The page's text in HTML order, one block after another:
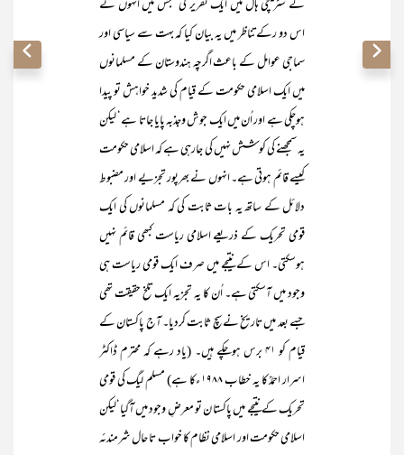
کے سٹریچی ہال میں ایک تقریر کی‘ جس میں انہوں نے
اس دو رکے تناظر میں یہ بیان کیا کہ بہت سے سیاسی اور
سماجی عوامل کے باعث اگرچہ ہندوستان کے مسلمانوں
میں ایک اسلامی حکومت کے قیام کی شدید خواہش تو پیدا
ہوچکی ہے اور اُن میں ایک جوش وجذبہ پایا جاتا ہے‘ لیکن
یہ سمجھنے کی کوشش نہیں کی جارہی ہے کہ اسلامی حکومت
کیسے قائم ہوتی ہے۔ انہوں نے بھرپور تجزیے اور مضبوط
دلائل کے ساتھ یہ بات ثابت کی کہ مسلمانوں کی ایک
قومی تحریک کے ذریعے اسلامی ریاست کبھی قائم نہیں
ہوسکتی۔ اس کے نتیجے میں صرف ایک قومی ریاست ہی
وجود میں آسکتی ہے۔ اُن کا یہ تجزیہ ایک تلخ حقیقت تھی
جسے بعد میں تاریخ نے سچ ثابت کردیا۔ آج پاکستان کے
قیام کو ۴۱ برس ہوچکے ہیں۔ (یاد رہے کہ محترم ڈاکٹر
اسرار احمدؒ کا یہ خطاب ۱۹۸۸ ءکا ہے) مسلم لیگ کی قومی
تحریک کے نتیجے میں پاکستا ن تو معرضِ وجود میں آگیا‘لیکن
اسلامی حکومت اور اسلامی نظام کا خواب تا حال شرمندئہ